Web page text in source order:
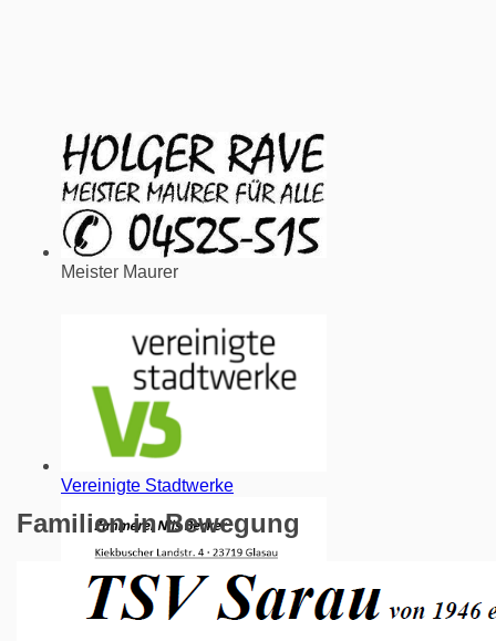
Meister Maurer
Vereinigte Stadtwerke
Zimmerei Nils Becker
Familien in Bewegung